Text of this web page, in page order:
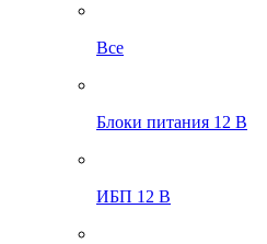
Все
Блоки питания 12 В
ИБП 12 В